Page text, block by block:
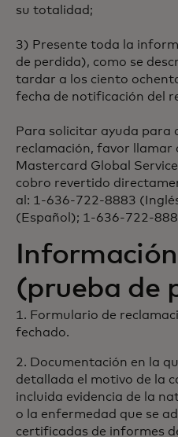
su totalidad;
3) Presente toda la
de perdida), como se
tardar a los ciento
fecha de notificación del
Para solicitar ayuda para
reclamación, favor llamar
Mastercard Global
cobro revertido
al: 1-636-722-8883
(Español); 1-636-722-
(prueba de
1. Formulario de
fechado.
2. Documentación en la
detallada el motivo de la
incluida evidencia de la
o la enfermedad que se
certificadas de informes